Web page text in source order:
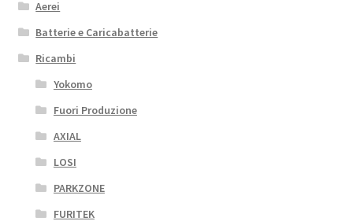
Aerei
Batterie e Caricabatterie
Ricambi
Yokomo
Fuori Produzione
AXIAL
LOSI
PARKZONE
FURITEK